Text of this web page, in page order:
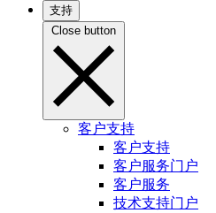
支持
Close button
客户支持
客户支持
客户服务门户
客户服务
技术支持门户